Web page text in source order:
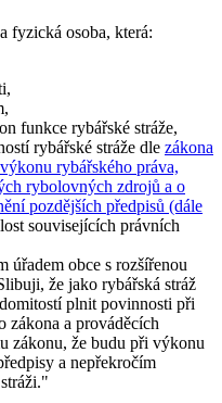
fyzická osoba, která:
funkce rybářské stráže,
rybářské stráže dle zákona
rybářského práva,
rybolovných zdrojů a o
pozdějších předpisů (dále
souvisejících právních
úřadem obce s rozšířenou
že jako rybářská stráž
plnit povinnosti při
zákona a prováděcích
zákonu, že budu při výkonu
a nepřekročím